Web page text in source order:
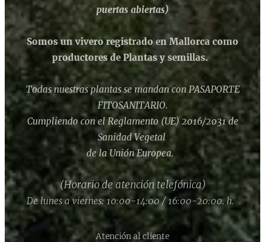
puertas abiertas)
Somos un vivero registrado en Mallorca como
productores de Plantas y semillas.
Todas nuestras plantas se mandan con PASAPORTE
FITOSANITARIO.
Cumpliendo con el Reglamento (UE) 2016/2031 de
Sanidad Vegetal
de la Unión Europea.
(Horario de atención telefónica)
De lunes a viernes: 10:00-14:00 / 16:00-20:00. h.
Atención al cliente